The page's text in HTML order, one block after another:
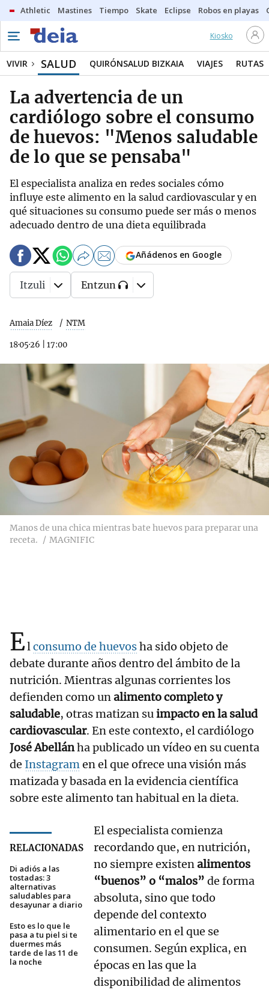
Athletic Mastines Tiempo Skate Eclipse Robos en playas
Kiosko
VIVIR SALUD QUIRÓNSALUD BIZKAIA VIAJES RUTAS
La advertencia de un
cardiólogo sobre el consumo
de huevos: "Menos saludable
de lo que se pensaba"
El especialista analiza en redes sociales cómo
influye este alimento en la salud cardiovascular y en
qué situaciones su consumo puede ser más o menos
adecuado dentro de una dieta equilibrada
Amaia Díez NTM
18·05·26 17:00
Añádenos en Google
Itzuli Entzun
Manos de una chica mientras bate huevos para preparar una
receta.
MAGNIFIC
Elconsumo de huevosha sido objeto de
debate durante años dentro del ámbito de la
nutrición. Mientras algunas corrientes los
defienden como unalimento completo y
saludable, otras matizan suimpacto en la salud
cardiovascular. En este contexto, el cardiólogo
José Abellánha publicado un vídeo en su cuenta
de Instagramen el que ofrece una visión más
matizada y basada en la evidencia científica
sobre este alimento tan habitual en la dieta.
RELACIONADAS
Di adiós a las
tostadas: 3
alternativas
saludables para
desayunar a diario
Esto es lo que le
pasa a tu piel si te
duermes más
tarde de las 11 de
la noche
El especialista comienza
recordando que, en nutrición,
no siempre existenalimentos
“buenos” o “malos” de forma
absoluta, sino que todo
depende del contexto
alimentario en el que se
consumen. Según explica, en
épocas en las que la
disponibilidad de alimentos